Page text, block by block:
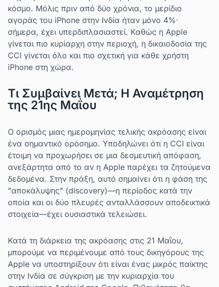
κόσμο. Μόλις πριν από δύο χρόνια, το μερίδιο
αγοράς του iPhone στην Ινδία ήταν μόνο 4%·
σήμερα, έχει υπερδιπλασιαστεί. Καθώς η Apple
γίνεται πιο κυρίαρχη στην περιοχή, η δικαιοδοσία της
CCI γίνεται όλο και πιο σχετική για κάθε χρήστη
iPhone στη χώρα.
Τι Συμβαίνει Μετά; Η Αναμέτρηση
της 21ης Μαΐου
Ο ορισμός μιας ημερομηνίας τελικής ακρόασης είναι
ένα σημαντικό ορόσημο. Υποδηλώνει ότι η CCI είναι
έτοιμη να προχωρήσει σε μια δεσμευτική απόφαση,
ανεξάρτητα από το αν η Apple παρέχει τα ζητούμενα
δεδομένα. Στην πράξη, αυτό σημαίνει ότι η φάση της
"αποκάλυψης" (discovery)—η περίοδος κατά την
οποία και οι δύο πλευρές ανταλλάσσουν αποδεικτικά
στοιχεία—έχει ουσιαστικά τελειώσει.
Κατά τη διάρκεια της ακρόασης στις 21 Μαΐου,
μπορούμε να περιμένουμε από τους δικηγόρους της
Apple να υποστηρίξουν ότι είναι ένας μικρός παίκτης
στην Ινδία σε σύγκριση με την κυριαρχία του